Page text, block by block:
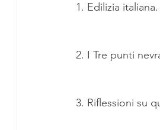
1. Edilizia italiana.
2. I Tre punti
3. Riflessioni su